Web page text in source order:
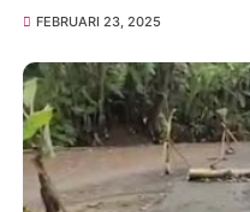
FEBRUARI 23, 2025